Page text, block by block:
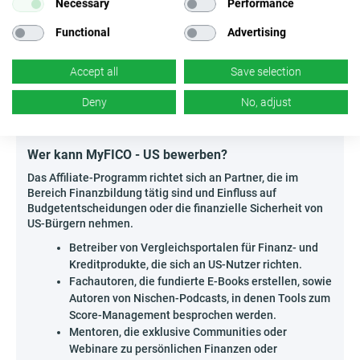
persönlicher Finanzplanung Interessierte, die
erklären und zur Registrierung auf der Plattform
Baue eine Experten-Community rund um das Thema
persönliche Finanzen auf und nutze das Interesse an
Trends, die die Sicherheit der Nutzer im Alltag wirklich
Wer kann MyFICO - US bewerben?
Das Affiliate-Programm richtet sich an Partner, die im
Bereich Finanzbildung tätig sind und Einfluss auf
Budgetentscheidungen oder die finanzielle Sicherheit von
US-Bürgern nehmen.
Betreiber von Vergleichsportalen für Finanz- und
Kreditprodukte, die sich an US-Nutzer richten.
Fachautoren, die fundierte E-Books erstellen, sowie
Autoren von Nischen-Podcasts, in denen Tools zum
Score-Management besprochen werden.
Mentoren, die exklusive Communities oder
Webinare zu persönlichen Finanzen oder
Necessary Performance
Functional Advertising
Accept all Save selection
Deny No, adjust